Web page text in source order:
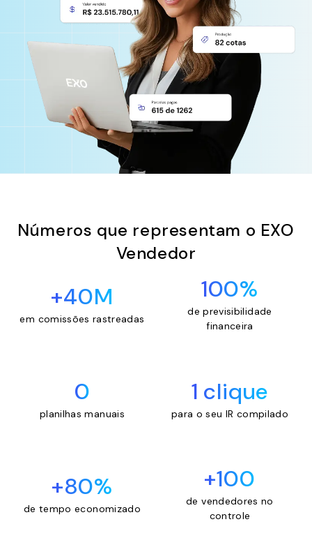
Números que representam o EXO
Vendedor
+40M
em comissões rastreadas
100%
de previsibilidade
financeira
0
planilhas manuais
1 clique
para o seu IR compilado
+80%
de tempo economizado
+100
de vendedores no
controle